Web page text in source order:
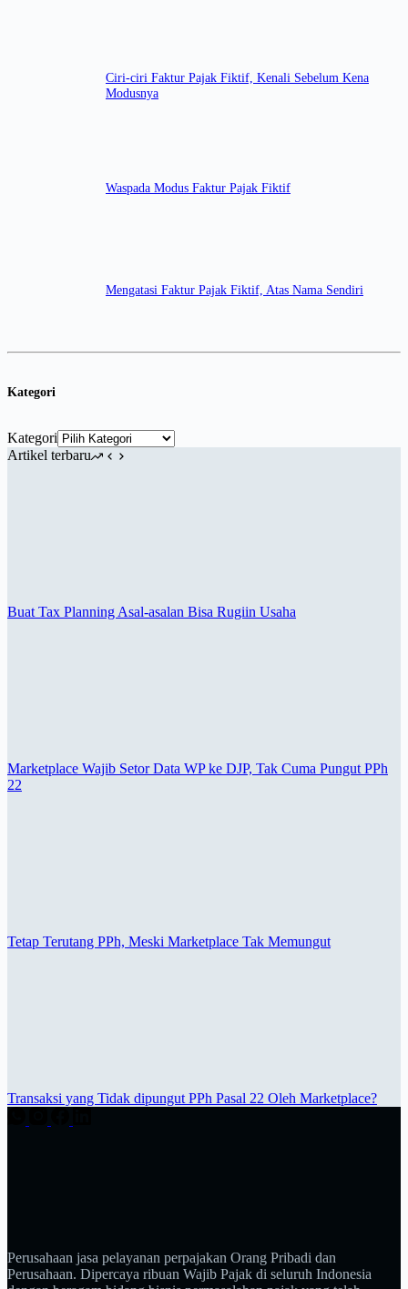
Ciri-ciri Faktur Pajak Fiktif, Kenali Sebelum Kena
Modusnya
Waspada Modus Faktur Pajak Fiktif
Mengatasi Faktur Pajak Fiktif, Atas Nama Sendiri
Kategori
Kategori
Artikel terbaru
Buat Tax Planning Asal-asalan Bisa Rugiin Usaha
Marketplace Wajib Setor Data WP ke DJP, Tak Cuma Pungut PPh
22
Tetap Terutang PPh, Meski Marketplace Tak Memungut
Transaksi yang Tidak dipungut PPh Pasal 22 Oleh Marketplace?
Perusahaan jasa pelayanan perpajakan Orang Pribadi dan
Perusahaan. Dipercaya ribuan Wajib Pajak di seluruh Indonesia